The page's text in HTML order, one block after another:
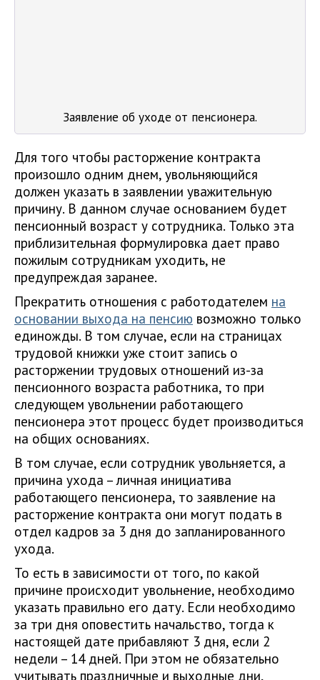
Заявление об уходе от пенсионера.
Для того чтобы расторжение контракта
произошло одним днем, увольняющийся
должен указать в заявлении уважительную
причину. В данном случае основанием будет
пенсионный возраст у сотрудника. Только эта
приблизительная формулировка дает право
пожилым сотрудникам уходить, не
предупреждая заранее.
Прекратить отношения с работодателем на
основании выхода на пенсию возможно только
единожды. В том случае, если на страницах
трудовой книжки уже стоит запись о
расторжении трудовых отношений из-за
пенсионного возраста работника, то при
следующем увольнении работающего
пенсионера этот процесс будет производиться
на общих основаниях.
В том случае, если сотрудник увольняется, а
причина ухода – личная инициатива
работающего пенсионера, то заявление на
расторжение контракта они могут подать в
отдел кадров за 3 дня до запланированного
ухода.
То есть в зависимости от того, по какой
причине происходит увольнение, необходимо
указать правильно его дату. Если необходимо
за три дня оповестить начальство, тогда к
настоящей дате прибавляют 3 дня, если 2
недели – 14 дней. При этом не обязательно
учитывать праздничные и выходные дни,